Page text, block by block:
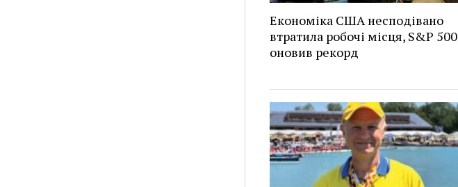
Економіка США несподівано
втратила робочі місця, S&P 500
оновив рекорд